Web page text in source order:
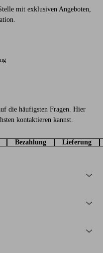
mit exklusiven Angeboten,
die häufigsten Fragen. Hier
kontaktieren kannst.
Bezahlung Lieferung